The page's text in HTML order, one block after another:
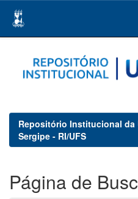
navigation
Repositório Institucional da
Sergipe - RI/UFS
Página de